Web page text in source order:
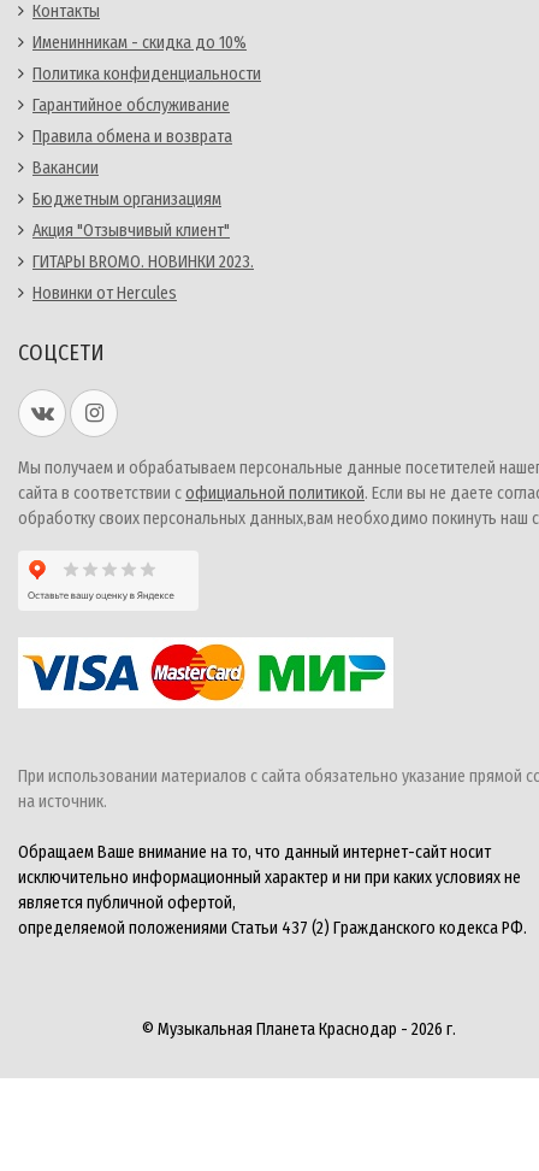
Контакты
Именинникам - скидка до 10%
Политика конфиденциальности
Гарантийное обслуживание
Правила обмена и возврата
Вакансии
Бюджетным организациям
Акция "Отзывчивый клиент"
ГИТАРЫ BROMO. НОВИНКИ 2023.
Новинки от Hercules
СОЦСЕТИ
Мы получаем и обрабатываем персональные данные посетителей
сайта в соответствии софициальной политикой. Если вы не даете
обработку своих персональных данных,вам необходимо покинуть наш
При использовании материалов с сайта обязательно указание прямой
на источник.
Обращаем Ваше внимание на то, что данный интернет-сайт носит
исключительно информационный характер и ни при каких условиях не
является публичной офертой,
определяемой положениями Статьи 437 (2) Гражданского кодекса РФ.
© Музыкальная Планета Краснодар - 2026 г.